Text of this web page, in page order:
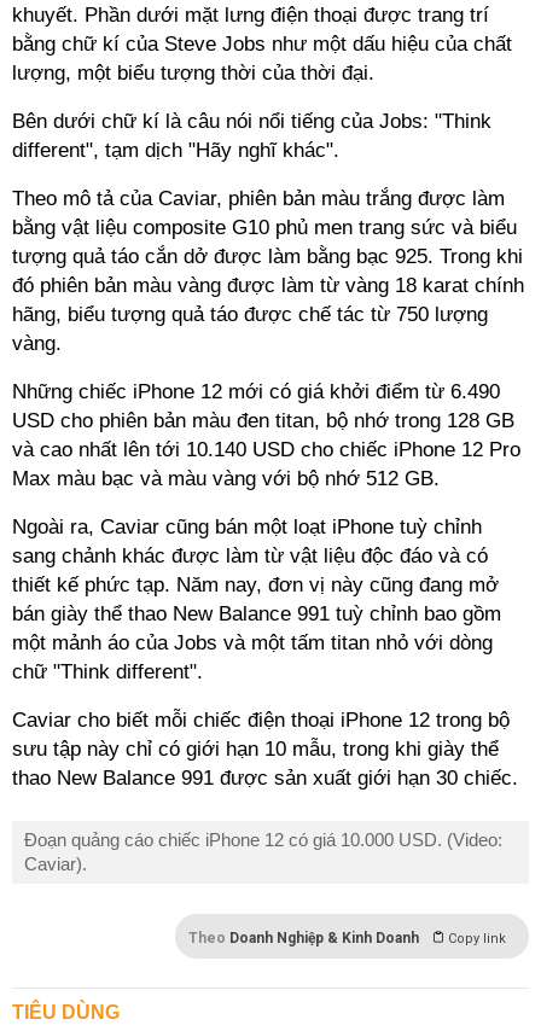
khuyết. Phần dưới mặt lưng điện thoại được trang trí
bằng chữ kí của Steve Jobs như một dấu hiệu của chất
lượng, một biểu tượng thời của thời đại.
Bên dưới chữ kí là câu nói nổi tiếng của Jobs: "Think
different", tạm dịch "Hãy nghĩ khác".
Theo mô tả của Caviar, phiên bản màu trắng được làm
bằng vật liệu composite G10 phủ men trang sức và biểu
tượng quả táo cắn dở được làm bằng bạc 925. Trong khi
đó phiên bản màu vàng được làm từ vàng 18 karat chính
hãng, biểu tượng quả táo được chế tác từ 750 lượng
vàng.
Những chiếc iPhone 12 mới có giá khởi điểm từ 6.490
USD cho phiên bản màu đen titan, bộ nhớ trong 128 GB
và cao nhất lên tới 10.140 USD cho chiếc iPhone 12 Pro
Max màu bạc và màu vàng với bộ nhớ 512 GB.
Ngoài ra, Caviar cũng bán một loạt iPhone tuỳ chỉnh
sang chảnh khác được làm từ vật liệu độc đáo và có
thiết kế phức tạp. Năm nay, đơn vị này cũng đang mở
bán giày thể thao New Balance 991 tuỳ chỉnh bao gồm
một mảnh áo của Jobs và một tấm titan nhỏ với dòng
chữ "Think different".
Caviar cho biết mỗi chiếc điện thoại iPhone 12 trong bộ
sưu tập này chỉ có giới hạn 10 mẫu, trong khi giày thể
thao New Balance 991 được sản xuất giới hạn 30 chiếc.
Đoạn quảng cáo chiếc iPhone 12 có giá 10.000 USD. (Video:
Caviar).
Theo Doanh Nghiệp & Kinh Doanh Copy link
TIÊU DÙNG